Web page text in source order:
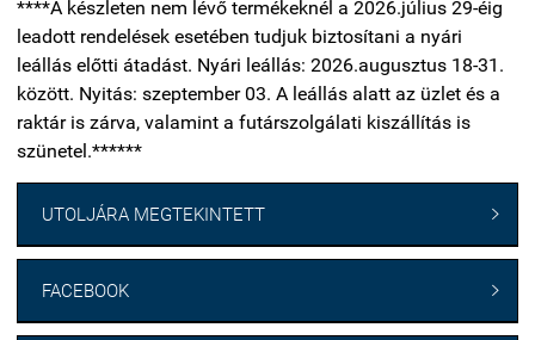
****A készleten nem lévő termékeknél a 2026.július 29-éig
leadott rendelések esetében tudjuk biztosítani a nyári
leállás előtti átadást. Nyári leállás: 2026.augusztus 18-31.
között. Nyitás: szeptember 03. A leállás alatt az üzlet és a
raktár is zárva, valamint a futárszolgálati kiszállítás is
szünetel.******
UTOLJÁRA MEGTEKINTETT 
FACEBOOK 